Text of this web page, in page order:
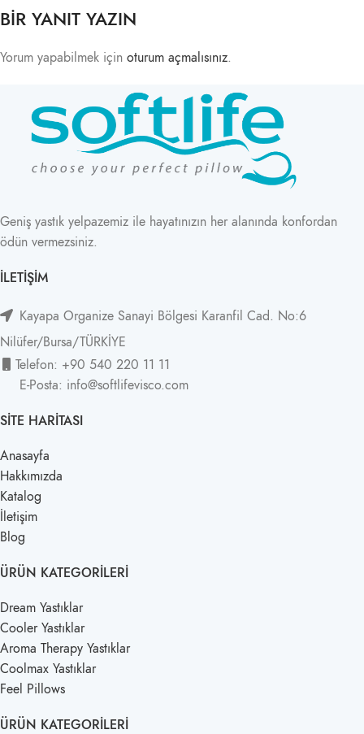
BIR YANIT YAZIN
Yorum yapabilmek için oturum açmalısınız.
Geniş yastık yelpazemiz ile hayatınızın her alanında konfordan
ödün vermezsiniz.
İLETIŞIM
Kayapa Organize Sanayi Bölgesi Karanfil Cad. No:6
Nilüfer/Bursa/TÜRKİYE
Telefon: +90 540 220 11 11
E-Posta: info@softlifevisco.com
SITE HARITASI
Anasayfa
Hakkımızda
Katalog
İletişim
Blog
ÜRÜN KATEGORILERI
Dream Yastıklar
Cooler Yastıklar
Aroma Therapy Yastıklar
Coolmax Yastıklar
Feel Pillows
ÜRÜN KATEGORILERI